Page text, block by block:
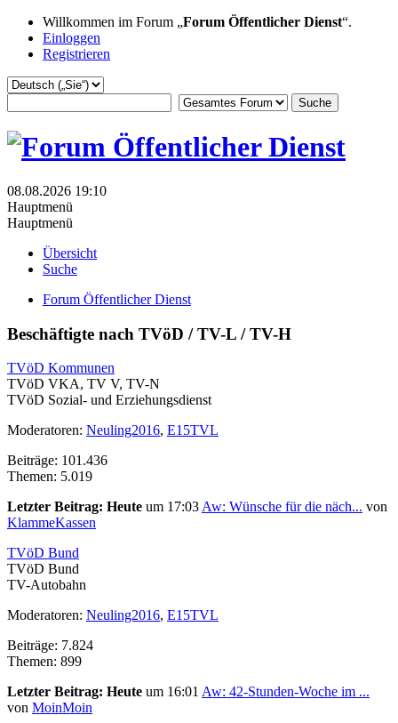
Willkommen im Forum „Forum Öffentlicher Dienst“.
Einloggen
Registrieren
08.08.2026 19:10
Hauptmenü
Hauptmenü
Übersicht
Suche
Forum Öffentlicher Dienst
Beschäftigte nach TVöD / TV-L / TV-H
TVöD Kommunen
TVöD VKA, TV V, TV-N
TVöD Sozial- und Erziehungsdienst
Moderatoren: Neuling2016, E15TVL
Beiträge: 101.436
Themen: 5.019
Letzter Beitrag: Heute um 17:03 Aw: Wünsche für die näch... von
KlammeKassen
TVöD Bund
TVöD Bund
TV-Autobahn
Moderatoren: Neuling2016, E15TVL
Beiträge: 7.824
Themen: 899
Letzter Beitrag: Heute um 16:01 Aw: 42-Stunden-Woche im ...
von MoinMoin